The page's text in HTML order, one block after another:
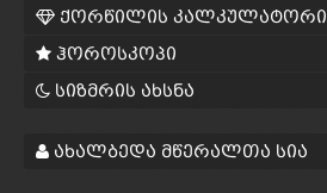
ქორწილის კალკულატორი
ჰოროსკოპი
სიზმრის ახსნა
ახალბედა მწერალთა სია